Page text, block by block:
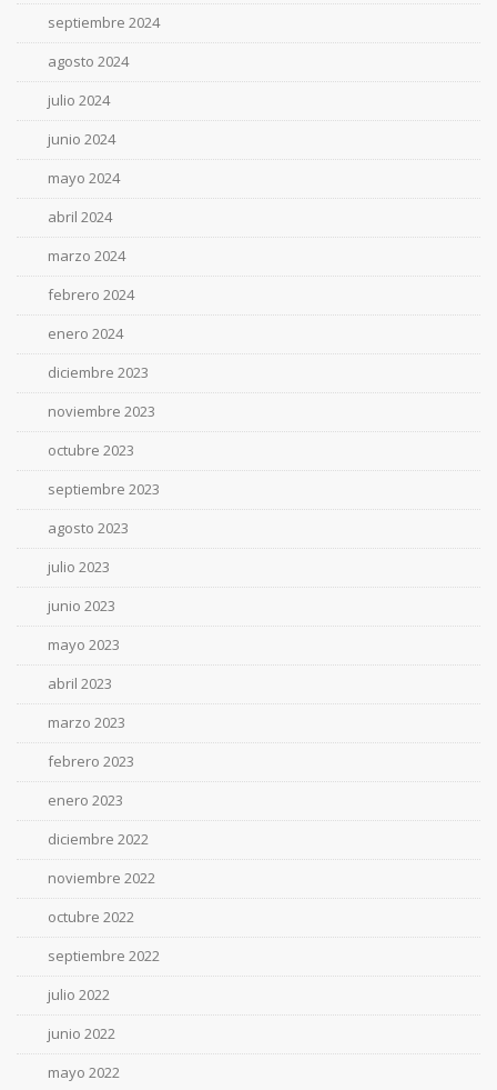
septiembre 2024
agosto 2024
julio 2024
junio 2024
mayo 2024
abril 2024
marzo 2024
febrero 2024
enero 2024
diciembre 2023
noviembre 2023
octubre 2023
septiembre 2023
agosto 2023
julio 2023
junio 2023
mayo 2023
abril 2023
marzo 2023
febrero 2023
enero 2023
diciembre 2022
noviembre 2022
octubre 2022
septiembre 2022
julio 2022
junio 2022
mayo 2022